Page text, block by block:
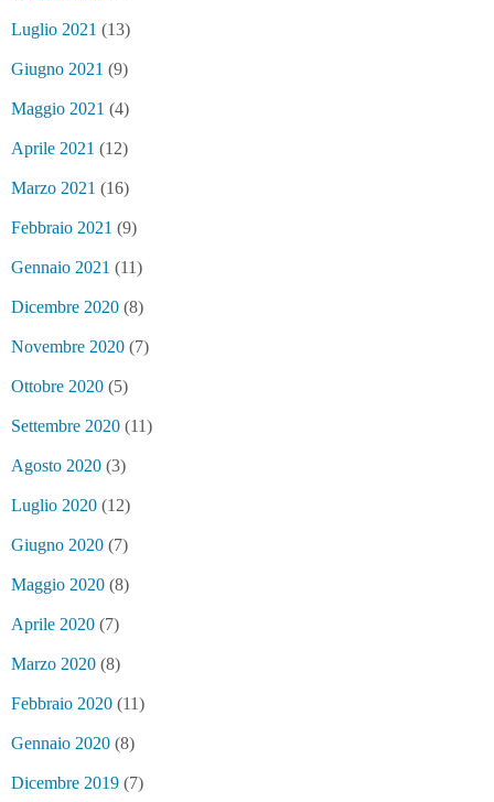
Luglio 2021 (13)
Giugno 2021 (9)
Maggio 2021 (4)
Aprile 2021 (12)
Marzo 2021 (16)
Febbraio 2021 (9)
Gennaio 2021 (11)
Dicembre 2020 (8)
Novembre 2020 (7)
Ottobre 2020 (5)
Settembre 2020 (11)
Agosto 2020 (3)
Luglio 2020 (12)
Giugno 2020 (7)
Maggio 2020 (8)
Aprile 2020 (7)
Marzo 2020 (8)
Febbraio 2020 (11)
Gennaio 2020 (8)
Dicembre 2019 (7)